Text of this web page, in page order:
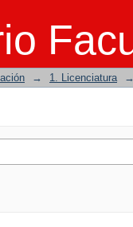
→ 1. Licenciatura